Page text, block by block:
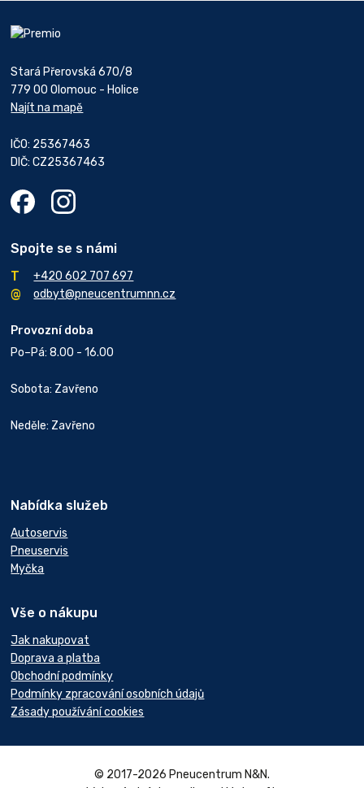
Stará Přerovská 670/8
779 00 Olomouc - Holice
Najít na mapě
IČO: 25367463
DIČ: CZ25367463
Spojte se s námi
+420 602 707 697
odbyt@pneucentrumnn.cz
Provozní doba
Po–Pá: 8.00 - 16.00
Sobota: Zavřeno
Neděle: Zavřeno
Nabídka služeb
Autoservis
Pneuservis
Myčka
Vše o nákupu
Jak nakupovat
Doprava a platba
Obchodní podmínky
Podmínky zpracování osobních údajů
Zásady používání cookies
© 2017-2026 Pneucentrum N&N.